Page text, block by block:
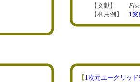
【文献】
【利用例】 1
【 1次元ユークリッド